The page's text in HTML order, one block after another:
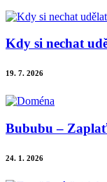
Kdy si nechat
19. 7. 2026
Bububu –
24. 1. 2026